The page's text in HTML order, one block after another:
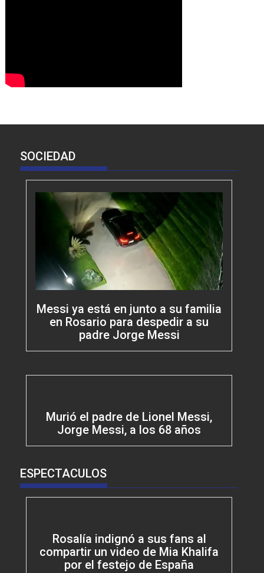
SOCIEDAD
Messi ya está en junto a su familia
en Rosario para despedir a su
padre Jorge Messi
Murió el padre de Lionel Messi,
Jorge Messi, a los 68 años
ESPECTACULOS
Rosalía indignó a sus fans al
compartir un video de Mia Khalifa
por el festejo de España